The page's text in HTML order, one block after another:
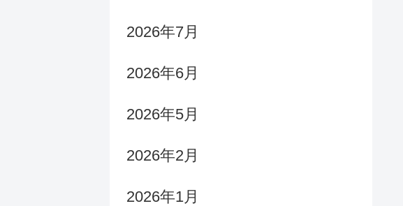
2026年7月
2026年6月
2026年5月
2026年2月
2026年1月